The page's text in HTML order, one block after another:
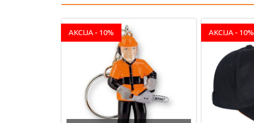
AKCIJA - 10% AKCIJA - 10%